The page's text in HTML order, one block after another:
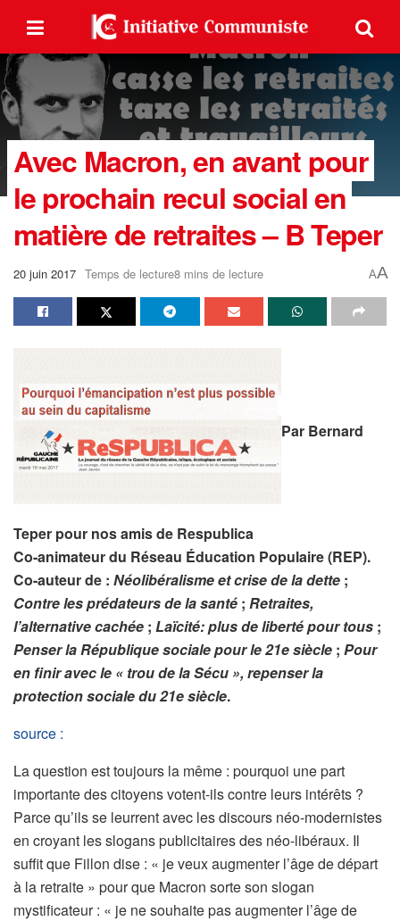
Avec Macron, en avant pour
le prochain recul social en
matière de retraites – B Teper
20 juin 2017 Temps de lecture8 mins de lecture AA
Par Bernard
Teper pour nos amis de Respublica
Co-animateur du Réseau Éducation Populaire (REP).
Co-auteur de : Néolibéralisme et crise de la dette ;
Contre les prédateurs de la santé ; Retraites,
l’alternative cachée ; Laïcité: plus de liberté pour tous ;
Penser la République sociale pour le 21esiècle ; Pour
en finir avec le « trou de la Sécu », repenser la
protection sociale du 21esiècle.
source :
La question est toujours la même : pourquoi une part
importante des citoyens votent-ils contre leurs intérêts ?
Parce qu’ils se leurrent avec les discours néo-modernistes
en croyant les slogans publicitaires des néo-libéraux. Il
suffit que Fillon dise : « je veux augmenter l’âge de départ
à la retraite » pour que Macron sorte son slogan
mystificateur : « je ne souhaite pas augmenter l’âge de